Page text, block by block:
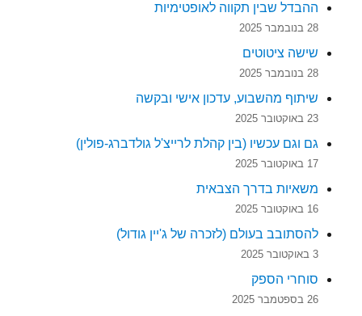
ההבדל שבין תקווה לאופטימיות
28 בנובמבר 2025
שישה ציטוטים
28 בנובמבר 2025
שיתוף מהשבוע, עדכון אישי ובקשה
23 באוקטובר 2025
גם וגם עכשיו (בין קהלת לרייצ'ל גולדברג-פולין)
17 באוקטובר 2025
משאיות בדרך הצבאית
16 באוקטובר 2025
להסתובב בעולם (לזכרה של ג'יין גודול)
3 באוקטובר 2025
סוחרי הספק
26 בספטמבר 2025